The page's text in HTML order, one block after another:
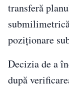
transferă
poziționare
Decizia de a
după